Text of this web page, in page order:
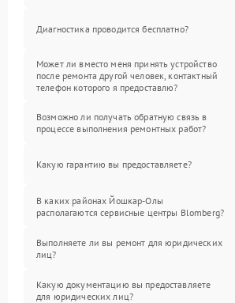
Диагностика проводится бесплатно?
Может ли вместо меня принять устройство
после ремонта другой человек, контактный
телефон которого я предоставлю?
Возможно ли получать обратную связь в
процессе выполнения ремонтных работ?
Какую гарантию вы предоставляете?
В каких районах Йошкар-Олы
располагаются сервисные центры Blomberg?
Выполняете ли вы ремонт для юридических
лиц?
Какую документацию вы предоставляете
для юридических лиц?